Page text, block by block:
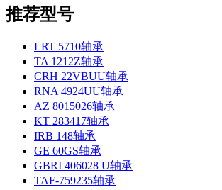
推荐型号
LRT 5710轴承
TA 1212Z轴承
CRH 22VBUU轴承
RNA 4924UU轴承
AZ 8015026轴承
KT 283417轴承
IRB 148轴承
GE 60GS轴承
GBRI 406028 U轴承
TAF-759235轴承